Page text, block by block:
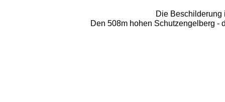
Die Beschilderung
Den 508m hohen Schutzengelberg -